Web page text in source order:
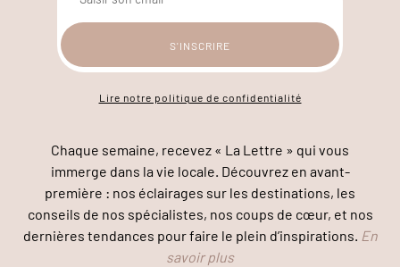
Lire notre politique de confidentialité
Chaque semaine, recevez « La Lettre » qui vous
immerge dans la vie locale. Découvrez en avant-
première : nos éclairages sur les destinations, les
conseils de nos spécialistes, nos coups de cœur, et nos
dernières tendances pour faire le plein d’inspirations. En
savoir plus